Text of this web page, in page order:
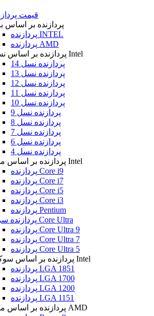
قیمت
پردازنده بر اساس
پردازنده INTEL
پردازنده AMD
پردازنده بر اساس نسل Intel
پردازنده نسل 14
پردازنده نسل 13
پردازنده نسل 12
پردازنده نسل 11
پردازنده نسل 10
پردازنده نسل 9
پردازنده نسل 8
پردازنده نسل 7
پردازنده نسل 6
پردازنده نسل 4
پردازنده بر اساس مدل Intel
پردازنده Core i9
پردازنده Core i7
پردازنده Core i5
پردازنده Core i3
پردازنده Pentium
پردازنده سری Core Ultra
پردازنده Core Ultra 9
پردازنده Core Ultra 7
پردازنده Core Ultra 5
پردازنده بر اساس سوکت Intel
پردازنده LGA 1851
پردازنده LGA 1700
پردازنده LGA 1200
پردازنده LGA 1151
پردازنده بر اساس مدل AMD